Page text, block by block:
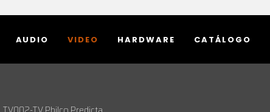
AUDIO VIDEO HARDWARE CATÁLOGO